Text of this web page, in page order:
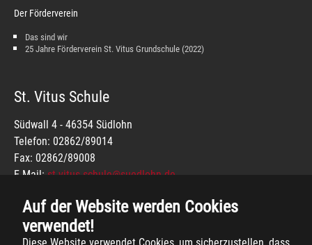
Auf der Website werden Cookies
verwendet!
Der Förderverein
Das sind wir
25 Jahre Förderverein St. Vitus Grundschule (2022)
St. Vitus Schule
Südwall 4 - 46354 Südlohn
Telefon: 02862/89014
Fax: 02862/89008
E-Mail: st-vitus-schule@suedlohn.de
IMPRESSUM
DATENSCHUTZ